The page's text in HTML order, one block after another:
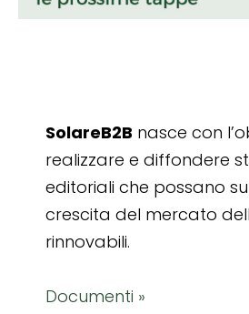
SolareB2B nasce con
realizzare e diffondere
editoriali che possano
crescita del mercato
rinnovabili.
Documenti »